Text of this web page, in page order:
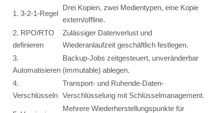
1. 3-2-1-Regel
Drei Kopien, zwei Medientypen, eine Kopie
extern/offline.
2. RPO/RTO
definieren
Zulässiger Datenverlust und
Wiederanlaufzeit geschäftlich festlegen.
3.
Automatisieren
Backup-Jobs zeitgesteuert, unveränderbar
(immutable) ablegen.
4.
Verschlüsseln
Transport- und Ruhende-Daten-
Verschlüsselung mit Schlüsselmanagement.
Mehrere Wiederherstellungspunkte für